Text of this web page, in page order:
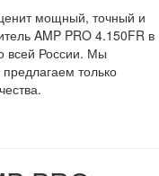
мощный, точный и
AMP PRO 4.150FR в
всей России. Мы
только